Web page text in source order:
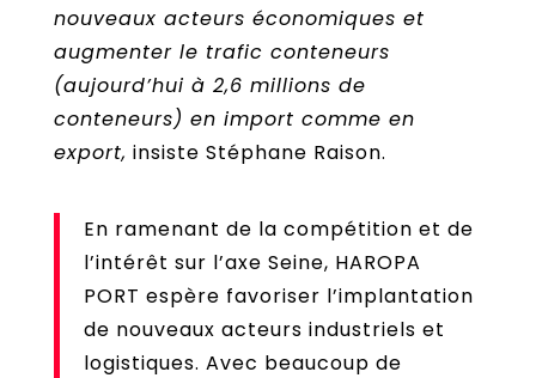
nouveaux acteurs économiques et
augmenter le trafic conteneurs
(aujourd’hui à 2,6 millions de
conteneurs) en import comme en
export, insiste Stéphane Raison.
En ramenant de la compétition et de
l’intérêt sur l’axe Seine, HAROPA
PORT espère favoriser l’implantation
de nouveaux acteurs industriels et
logistiques. Avec beaucoup de